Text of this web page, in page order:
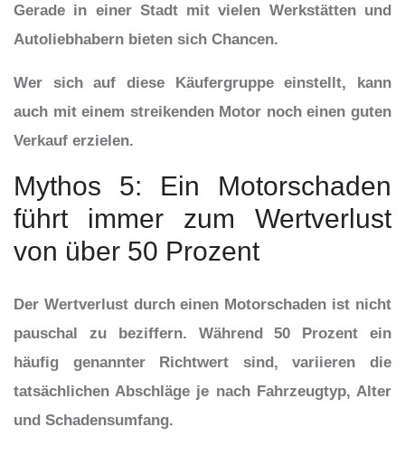
Gerade in einer Stadt mit vielen Werkstätten und
Autoliebhabern bieten sich Chancen.
Wer sich auf diese Käufergruppe einstellt, kann
auch mit einem streikenden Motor noch einen guten
Verkauf erzielen.
Mythos 5: Ein Motorschaden
führt immer zum Wertverlust
von über 50 Prozent
Der Wertverlust durch einen Motorschaden ist nicht
pauschal zu beziffern. Während 50 Prozent ein
häufig genannter Richtwert sind, variieren die
tatsächlichen Abschläge je nach Fahrzeugtyp, Alter
und Schadensumfang.